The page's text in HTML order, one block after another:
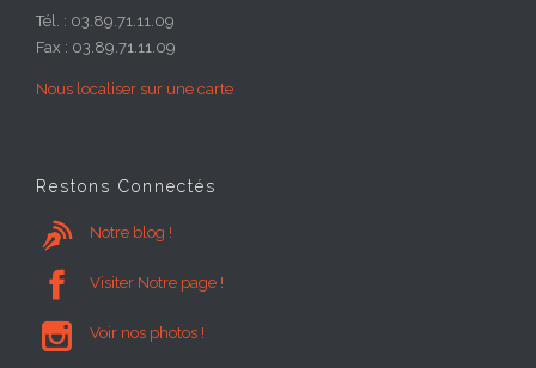
Tél. : 03.89.71.11.09
Fax : 03.89.71.11.09
Nous localiser sur une carte
Restons Connectés
 Notre blog !
 Visiter Notre page !
 Voir nos photos !